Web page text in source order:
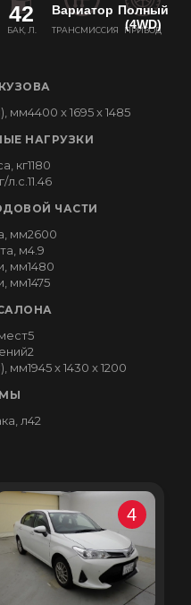
БАК, Л.
42
ТРАНСМИССИЯ
Вариатор
ПРИВОД
Полный
(4WD)
мм4400 x 1695 x 1485
НАГРУЗКИ
кг1180
л.с. 11.46
ЧАСТИ
мм2600
м4.9
мм1480
мм1475
5
2
мм1945 x 1430 x 1200
л42
4